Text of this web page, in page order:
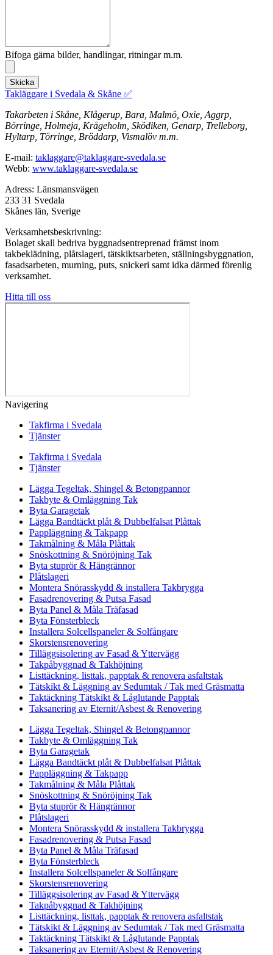
Bifoga gärna bilder, handlingar, ritningar m.m.
Skicka
Takläggare i Svedala & Skåne ✅
Takarbeten i Skåne, Klågerup, Bara, Malmö, Oxie, Aggrp,
Börringe, Holmeja, Krågeholm, Sködiken, Genarp, Trelleborg,
Hyltarp, Törringe, Bröddarp, Vismalöv m.m.
E-mail: taklaggare@taklaggare-svedala.se
Webb: www.taklaggare-svedala.se
Adress: Länsmansvägen
233 31 Svedala
Skånes län, Sverige
Verksamhetsbeskrivning:
Bolaget skall bedriva byggnadsentreprenad främst inom
takbeklädning, plåtslageri, tätskiktsarbeten, ställningsbyggnation,
fasadsarbeten, murning, puts, snickeri samt idka därmed förenlig
verksamhet.
Hitta till oss
Navigering
Takfirma i Svedala
Tjänster
Takfirma i Svedala
Tjänster
Lägga Tegeltak, Shingel & Betongpannor
Takbyte & Omläggning Tak
Byta Garagetak
Lägga Bandtäckt plåt & Dubbelfalsat Plåttak
Pappläggning & Takpapp
Takmålning & Måla Plåttak
Snöskottning & Snöröjning Tak
Byta stuprör & Hängrännor
Plåtslageri
Montera Snörasskydd & installera Takbrygga
Fasadrenovering & Putsa Fasad
Byta Panel & Måla Träfasad
Byta Fönsterbleck
Installera Solcellspaneler & Solfångare
Skorstensrenovering
Tilläggsisolering av Fasad & Yttervägg
Takpåbyggnad & Takhöjning
Listtäckning, listtak, papptak & renovera asfaltstak
Tätskikt & Läggning av Sedumtak / Tak med Gräsmatta
Taktäckning Tätskikt & Låglutande Papptak
Taksanering av Eternit/Asbest & Renovering
Lägga Tegeltak, Shingel & Betongpannor
Takbyte & Omläggning Tak
Byta Garagetak
Lägga Bandtäckt plåt & Dubbelfalsat Plåttak
Pappläggning & Takpapp
Takmålning & Måla Plåttak
Snöskottning & Snöröjning Tak
Byta stuprör & Hängrännor
Plåtslageri
Montera Snörasskydd & installera Takbrygga
Fasadrenovering & Putsa Fasad
Byta Panel & Måla Träfasad
Byta Fönsterbleck
Installera Solcellspaneler & Solfångare
Skorstensrenovering
Tilläggsisolering av Fasad & Yttervägg
Takpåbyggnad & Takhöjning
Listtäckning, listtak, papptak & renovera asfaltstak
Tätskikt & Läggning av Sedumtak / Tak med Gräsmatta
Taktäckning Tätskikt & Låglutande Papptak
Taksanering av Eternit/Asbest & Renovering